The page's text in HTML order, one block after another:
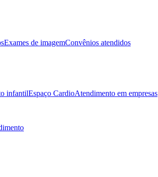
Exames de imagemConvênios atendidos
infantilEspaço CardioAtendimento em empresas